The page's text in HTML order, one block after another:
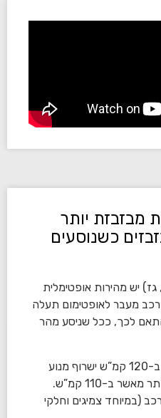
מבזבזת יותר
כשנוסעים
גז) יש מהירות אופטימלית
מעבר לאופטימום תעלה
לכך, ככל שניסע מהר
לדוגמה: במרחק נסיעה נתון, ב-120 קמ”ש ישרוף מנוע
(שאינו חשמלי) כ-10% דלק יותר מאשר ב-110 קמ”ש.
(במיוחד צמיגים וחלקי